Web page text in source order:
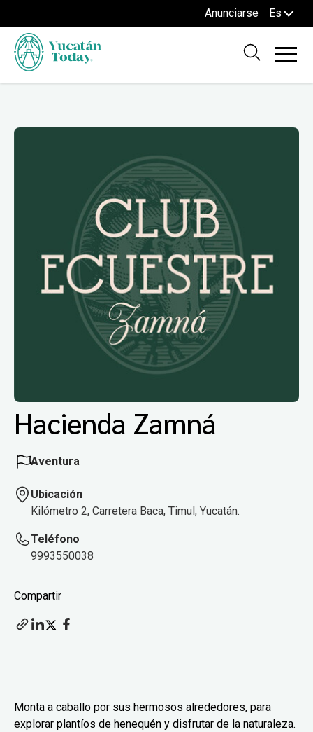
Anunciarse Es
Hacienda Zamná
Aventura
Ubicación
Kilómetro 2, Carretera Baca, Timul, Yucatán.
Teléfono
9993550038
Compartir
Monta a caballo por sus hermosos alrededores, para
explorar plantíos de henequén y disfrutar de la naturaleza.